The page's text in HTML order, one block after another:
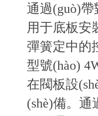
通過(guò)
用于底板安
彈簧定中的
型號(hào)
在閥板設
(shè)備。